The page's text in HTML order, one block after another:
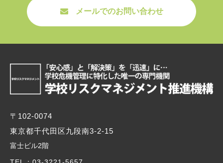
メールでのお問い合わせ
〒102-0074
東京都千代田区九段南3-2-15
富士ビル2階